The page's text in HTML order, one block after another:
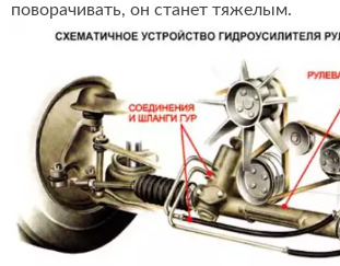
поворачивать, он станет тяжелым.